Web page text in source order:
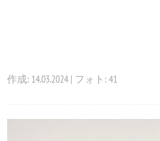
作成: 14.03.2024 | フォト: 41